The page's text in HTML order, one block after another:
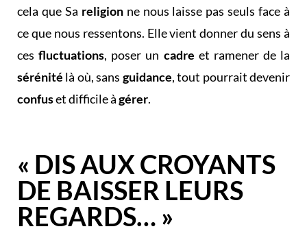
cela que Sa religionne nous laisse pas seuls face à
ce que nous ressentons. Elle vient donner du sens à
cesfluctuations, poser un cadre et ramener de la
sérénité là où, sans guidance, tout pourrait devenir
confuset difficile àgérer.
« DIS AUX CROYANTS
DE BAISSER LEURS
REGARDS… »